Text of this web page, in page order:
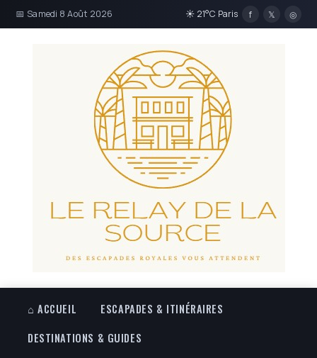
📅 Samedi 8 Août 2026 ☀ 21°C Paris f 𝕏 ◎
⌂ ACCUEIL
ESCAPADES & ITINÉRAIRES
DESTINATIONS & GUIDES